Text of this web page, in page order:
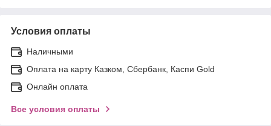
Условия оплаты
Наличными
Оплата на карту Казком, Сбербанк, Каспи Gold
Онлайн оплата
Все условия оплаты